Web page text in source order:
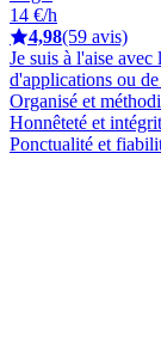
14 €/h
4,98(59 avis)
Je suis à l'aise
d'applications ou
Organisé et
Honnêteté et
Ponctualité et